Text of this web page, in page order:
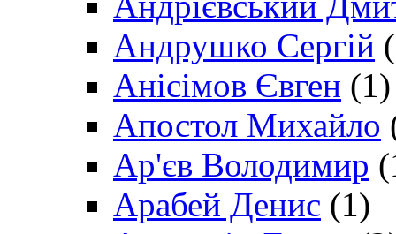
Андрушко Сергій
Анісімов Євген (1)
Апостол Михайло
Ар'єв Володимир
Арабей Денис (1)